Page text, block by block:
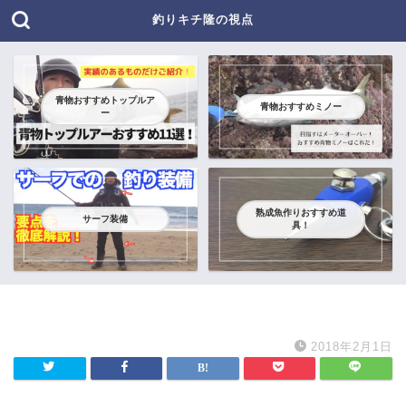
釣りキチ隆の視点
青物おすすめトップルア
ー
青物おすすめミノー
サーフ装備
熟成魚作りおすすめ道
具！
2018年2月1日